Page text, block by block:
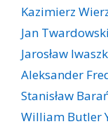
Kazimierz
Jan Twardowski
Jarosław
Aleksander
Stanisław
William Butler